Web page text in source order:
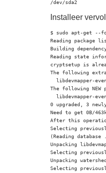
/dev/sda2
Installeer
$ sudo apt-get --
Reading package
Building
Reading state
cryptsetup is
The following
libdevmapper-
The following
libdevmapper-
0 upgraded, 3
Need to get 0B/
After this
Selecting
(Reading
Unpacking
Selecting
Unpacking
Selecting